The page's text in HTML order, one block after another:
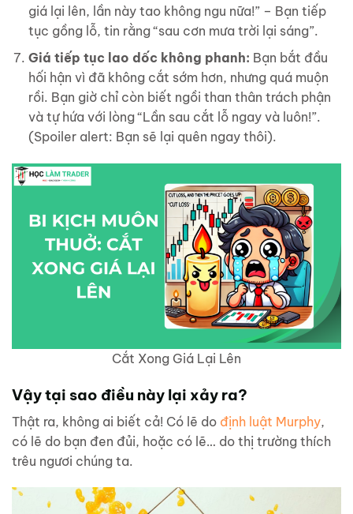
giá lại lên, lần này tao không ngu nữa!” – Bạn tiếp
tục gồng lỗ, tin rằng “sau cơn mưa trời lại sáng”.
Giá tiếp tục lao dốc không phanh: Bạn bắt đầu
hối hận vì đã không cắt sớm hơn, nhưng quá muộn
rồi. Bạn giờ chỉ còn biết ngồi than thân trách phận
và tự hứa với lòng “Lần sau cắt lỗ ngay và luôn!”.
(Spoiler alert: Bạn sẽ lại quên ngay thôi).
Cắt Xong Giá Lại Lên
Vậy tại sao điều này lại xảy ra?
Thật ra, không ai biết cả! Có lẽ do định luật Murphy,
có lẽ do bạn đen đủi, hoặc có lẽ… do thị trường thích
trêu ngươi chúng ta.